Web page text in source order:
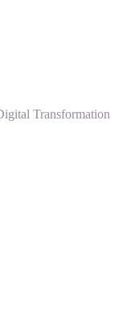
Transformation